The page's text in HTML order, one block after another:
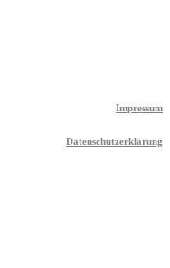
Impressum
Datenschutzerklärung